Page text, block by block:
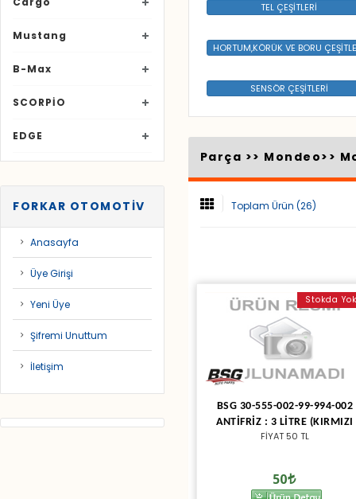
Mustang
B-Max
SCORPİO
EDGE
FORKAR OTOMOTİV
Anasayfa
Üye Girişi
Yeni Üye
Şifremi Unuttum
İletişim
TEL ÇEŞİTLERİ
HORTUM,KÖRÜK VE BORU
SENSÖR ÇEŞİTLERİ
Parça >> Mondeo>>
Toplam Ürün (26)
Stokda Yok
BSG 30-555-002-99-994-002
ANTİFRİZ : 3 LİTRE (KIRMIZI
FİYAT 50 TL
50